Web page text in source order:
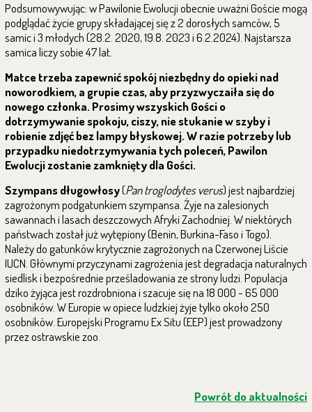
Podsumowywując: w Pawilonie Ewolucji obecnie uważni Goście mogą
podglądać życie grupy składającej się z 2 dorosłych samców, 5
samic i 3 młodych (28.2. 2020, 19.8. 2023 i 6.2.2024). Najstarsza
samica liczy sobie 47 lat.
Matce trzeba zapewnić spokój niezbędny do opieki nad
noworodkiem, a grupie czas, aby przyzwyczaiła się do
nowego członka. Prosimy wszyskich Gości o
dotrzymywanie spokoju, ciszy, nie stukanie w szyby i
robienie zdjęć bez lampy błyskowej. W razie potrzeby lub
przypadku niedotrzymywania tych poleceń, Pawilon
Ewolucji zostanie zamknięty dla Gości.
Szympans długowłosy(Pan troglodytes verus) jest najbardziej
zagrożonym podgatunkiem szympansa. Żyje na zalesionych
sawannach i lasach deszczowych Afryki Zachodniej. W niektórych
państwach został już wytępiony (Benin, Burkina-Faso i Togo).
Należy do gatunków krytycznie zagrożonych na Czerwonej Liście
IUCN. Głównymi przyczynami zagrożenia jest degradacja naturalnych
siedlisk i bezpośrednie prześladowania ze strony ludzi. Populacja
dziko żyjąca jest rozdrobniona i szacuje się na 18 000 - 65 000
osobników. W Europie w opiece ludzkiej żyje tylko około 250
osobników. Europejski Programu Ex Situ (EEP) jest prowadzony
przez ostrawskie zoo.
Powrót do aktualności